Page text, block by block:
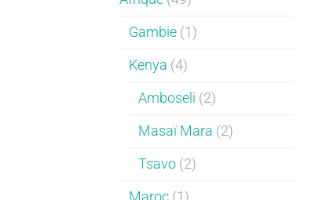
Gambie (1)
Kenya (4)
Amboseli (2)
Masaï Mara (2)
Tsavo (2)